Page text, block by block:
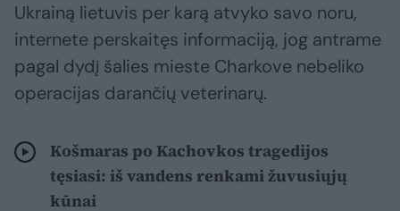
Ukrainą lietuvis per karą atvyko savo noru,
internete perskaitęs informaciją, jog antrame
pagal dydį šalies mieste Charkove nebeliko
operacijas darančių veterinarų.
Košmaras po Kachovkos tragedijos
tęsiasi: iš vandens renkami žuvusiųjų
kūnai